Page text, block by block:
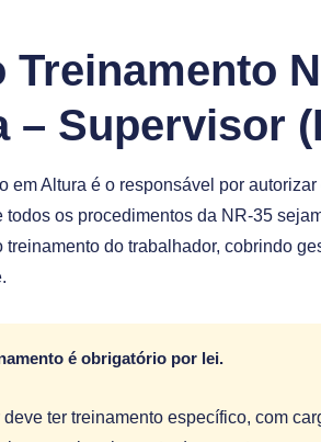
Treinamento
– Supervisor
em Altura é o responsável por
todos os procedimentos da NR-35
do trabalhador, cobrindo
é obrigatório por lei.
ter treinamento específico, com